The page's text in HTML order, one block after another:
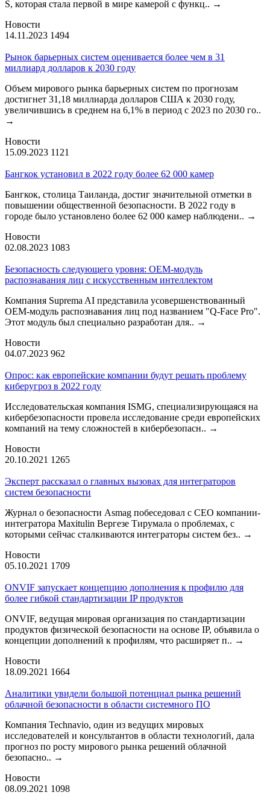
S, которая стала первой в мире камерой с функц.. →
Новости
14.11.2023 1494
Рынок барьерных систем оценивается более чем в 31
миллиард долларов к 2030 году
Объем мирового рынка барьерных систем по прогнозам
достигнет 31,18 миллиарда долларов США к 2030 году,
увеличившись в среднем на 6,1% в период с 2023 по 2030 го..
→
Новости
15.09.2023 1121
Бангкок установил в 2022 году более 62 000 камер
Бангкок, столица Таиланда, достиг значительной отметки в
повышении общественной безопасности. В 2022 году в
городе было установлено более 62 000 камер наблюдени.. →
Новости
02.08.2023 1083
Безопасность следующего уровня: OEM-модуль
распознавания лиц с искусственным интеллектом
Компания Suprema AI представила усовершенствованный
OEM-модуль распознавания лиц под названием "Q-Face Pro".
Этот модуль был специально разработан для.. →
Новости
04.07.2023 962
Опрос: как европейские компании будут решать проблему
киберугроз в 2022 году
Исследовательская компания ISMG, специализирующаяся на
кибербезопасности провела исследование среди европейских
компаний на тему сложностей в кибербезопасн.. →
Новости
20.10.2021 1265
Эксперт рассказал о главных вызовах для интеграторов
систем безопасности
Журнал о безопасности Asmag побеседовал с CEO компании-
интегратора Maxitulin Вергезе Тирумала о проблемах, с
которыми сейчас сталкиваются интеграторы систем без.. →
Новости
05.10.2021 1709
ONVIF запускает концепцию дополнения к профилю для
более гибкой стандартизации IP продуктов
ONVIF, ведущая мировая организация по стандартизации
продуктов физической безопасности на основе IP, объявила о
концепции дополнений к профилям, что расширяет п.. →
Новости
18.09.2021 1664
Аналитики увидели большой потенциал рынка решений
облачной безопасности в области системного ПО
Компания Technavio, один из ведущих мировых
исследователей и консультантов в области технологий, дала
прогноз по росту мирового рынка решений облачной
безопасно.. →
Новости
08.09.2021 1098